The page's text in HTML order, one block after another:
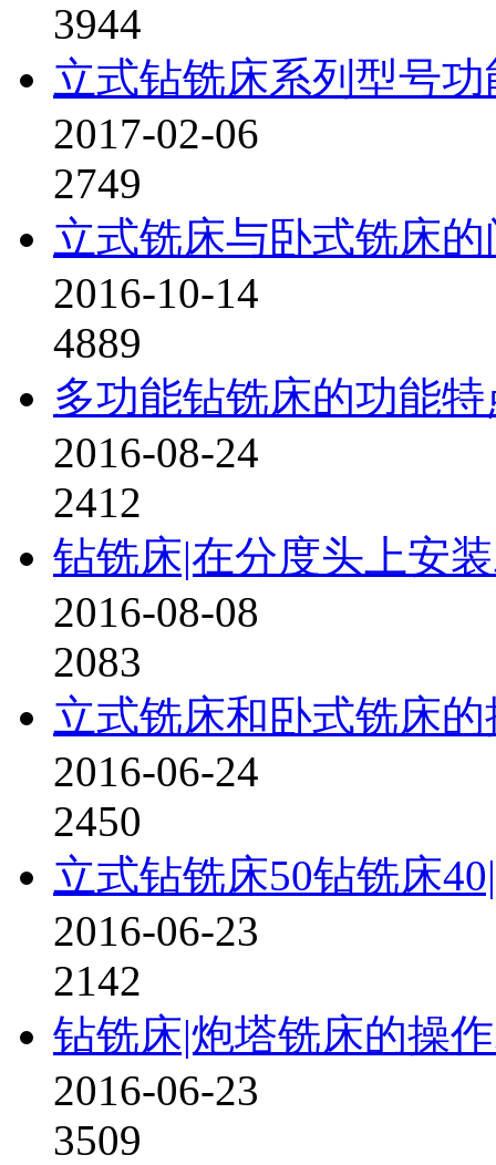
3944
立式钻铣床系列型号
2017-02-06
2749
立式铣床与卧式铣床
2016-10-14
4889
多功能钻铣床的功能特
2016-08-24
2412
钻铣床|在分度头上安
2016-08-08
2083
立式铣床和卧式铣床
2016-06-24
2450
立式钻铣床50钻铣床
2016-06-23
2142
钻铣床|炮塔铣床的操
2016-06-23
3509